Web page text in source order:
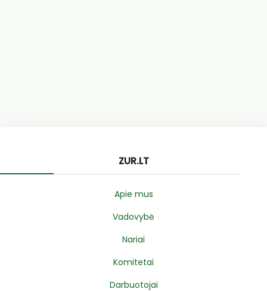
ZUR.LT
Apie mus
Vadovybė
Nariai
Komitetai
Darbuotojai